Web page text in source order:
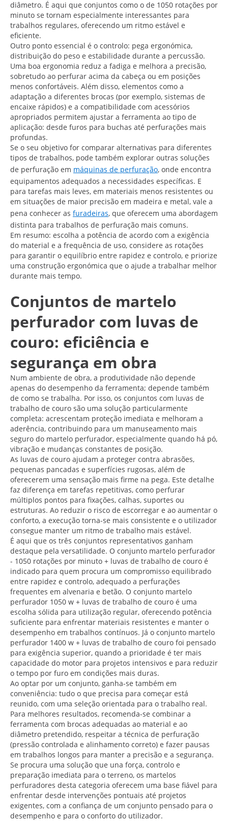
diâmetro. É aqui que conjuntos como o de 1050 rotações por
minuto se tornam especialmente interessantes para
trabalhos regulares, oferecendo um ritmo estável e
eficiente.
Outro ponto essencial é o controlo: pega ergonómica,
distribuição do peso e estabilidade durante a percussão.
Uma boa ergonomia reduz a fadiga e melhora a precisão,
sobretudo ao perfurar acima da cabeça ou em posições
menos confortáveis. Além disso, elementos como a
adaptação a diferentes brocas (por exemplo, sistemas de
encaixe rápidos) e a compatibilidade com acessórios
apropriados permitem ajustar a ferramenta ao tipo de
aplicação: desde furos para buchas até perfurações mais
profundas.
Se o seu objetivo for comparar alternativas para diferentes
tipos de trabalhos, pode também explorar outras soluções
de perfuração em máquinas de perfuração, onde encontra
equipamentos adequados a necessidades específicas. E
para tarefas mais leves, em materiais menos resistentes ou
em situações de maior precisão em madeira e metal, vale a
pena conhecer as furadeiras, que oferecem uma abordagem
distinta para trabalhos de perfuração mais comuns.
Em resumo: escolha a potência de acordo com a exigência
do material e a frequência de uso, considere as rotações
para garantir o equilíbrio entre rapidez e controlo, e priorize
uma construção ergonómica que o ajude a trabalhar melhor
durante mais tempo.
Conjuntos de martelo
perfurador com luvas de
couro: eficiência e
segurança em obra
Num ambiente de obra, a produtividade não depende
apenas do desempenho da ferramenta; depende também
de como se trabalha. Por isso, os conjuntos com luvas de
trabalho de couro são uma solução particularmente
completa: acrescentam proteção imediata e melhoram a
aderência, contribuindo para um manuseamento mais
seguro do martelo perfurador, especialmente quando há pó,
vibração e mudanças constantes de posição.
As luvas de couro ajudam a proteger contra abrasões,
pequenas pancadas e superfícies rugosas, além de
oferecerem uma sensação mais firme na pega. Este detalhe
faz diferença em tarefas repetitivas, como perfurar
múltiplos pontos para fixações, calhas, suportes ou
estruturas. Ao reduzir o risco de escorregar e ao aumentar o
conforto, a execução torna-se mais consistente e o utilizador
consegue manter um ritmo de trabalho mais estável.
É aqui que os três conjuntos representativos ganham
destaque pela versatilidade. O conjunto martelo perfurador
- 1050 rotações por minuto + luvas de trabalho de couro é
indicado para quem procura um compromisso equilibrado
entre rapidez e controlo, adequado a perfurações
frequentes em alvenaria e betão. O conjunto martelo
perfurador 1050 w + luvas de trabalho de couro é uma
escolha sólida para utilização regular, oferecendo potência
suficiente para enfrentar materiais resistentes e manter o
desempenho em trabalhos contínuos. Já o conjunto martelo
perfurador 1400 w + luvas de trabalho de couro foi pensado
para exigência superior, quando a prioridade é ter mais
capacidade do motor para projetos intensivos e para reduzir
o tempo por furo em condições mais duras.
Ao optar por um conjunto, ganha-se também em
conveniência: tudo o que precisa para começar está
reunido, com uma seleção orientada para o trabalho real.
Para melhores resultados, recomenda-se combinar a
ferramenta com brocas adequadas ao material e ao
diâmetro pretendido, respeitar a técnica de perfuração
(pressão controlada e alinhamento correto) e fazer pausas
em trabalhos longos para manter a precisão e a segurança.
Se procura uma solução que una força, controlo e
preparação imediata para o terreno, os martelos
perfuradores desta categoria oferecem uma base fiável para
enfrentar desde intervenções pontuais até projetos
exigentes, com a confiança de um conjunto pensado para o
desempenho e para o conforto do utilizador.